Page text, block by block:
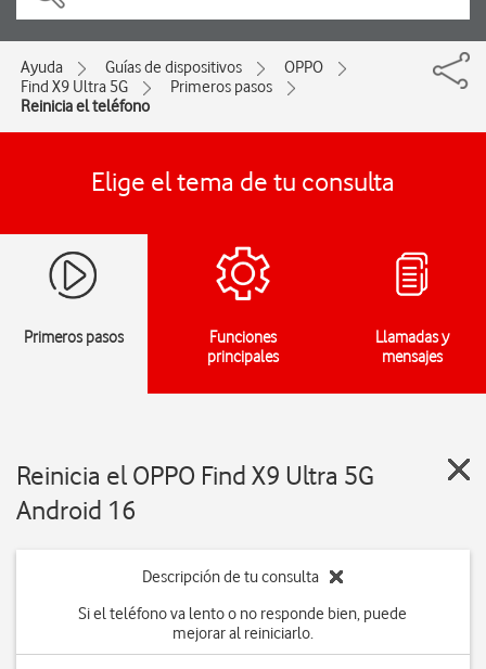
Ayuda Guías de dispositivos
OPPO
Find X9 Ultra 5G
Primeros pasos
Reinicia el teléfono
Elige el tema de tu consulta
Primeros pasos
Funciones
principales
Llamadas y
mensajes
Reinicia el OPPO Find X9 Ultra 5G
Android 16
Descripción de tu consulta
Si el teléfono va lento o no responde bien, puede
mejorar al reiniciarlo.